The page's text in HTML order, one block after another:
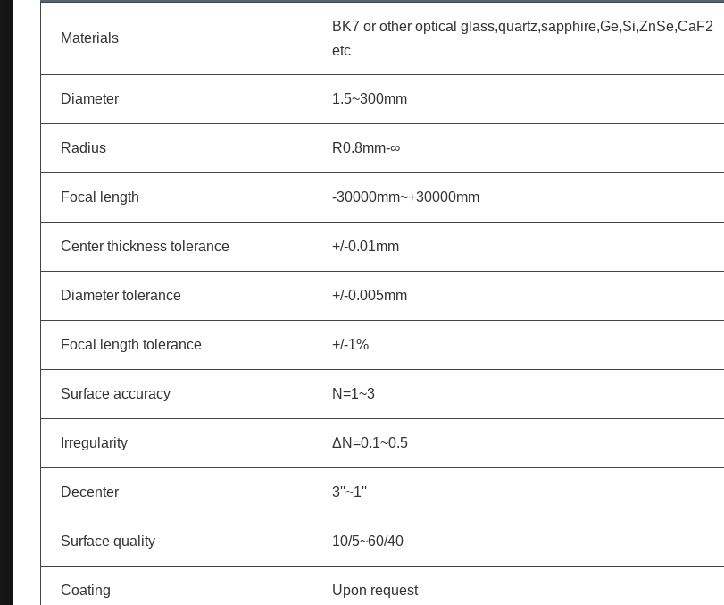
Materials
BK7 or other optical glass,quartz,sapphire,Ge,Si,ZnSe,CaF2
etc
Diameter 1.5~300mm
Radius R0.8mm-∞
Focal length -30000mm~+30000mm
Center thickness tolerance +/-0.01mm
Diameter tolerance +/-0.005mm
Focal length tolerance +/-1%
Surface accuracy N=1~3
Irregularity ΔN=0.1~0.5
Decenter 3''~1''
Surface quality 10/5~60/40
Coating Upon request